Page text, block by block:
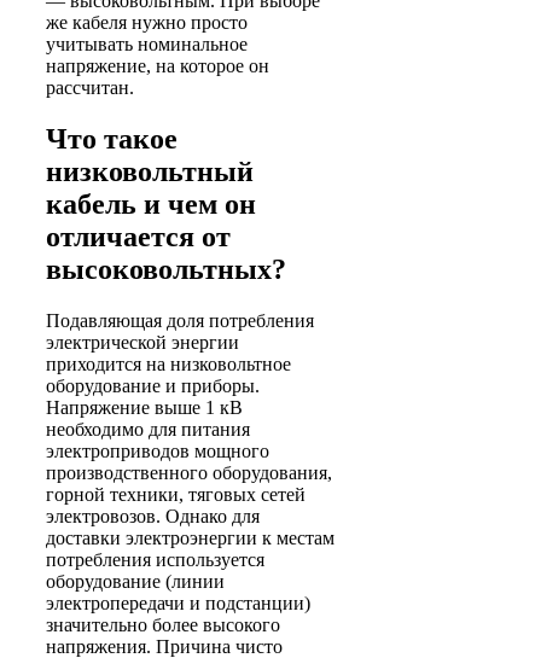
же кабеля нужно просто
учитывать номинальное
напряжение, на которое он
рассчитан.
Что такое
низковольтный
кабель и чем он
отличается от
высоковольтных?
Подавляющая доля потребления
электрической энергии
приходится на низковольтное
оборудование и приборы.
Напряжение выше 1 кВ
необходимо для питания
электроприводов мощного
производственного оборудования,
горной техники, тяговых сетей
электровозов. Однако для
доставки электроэнергии к местам
потребления используется
оборудование (линии
электропередачи и подстанции)
значительно более высокого
напряжения. Причина чисто